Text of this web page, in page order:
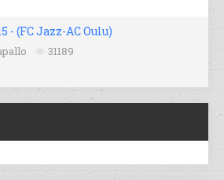
- (FC Jazz-AC Oulu)
31189